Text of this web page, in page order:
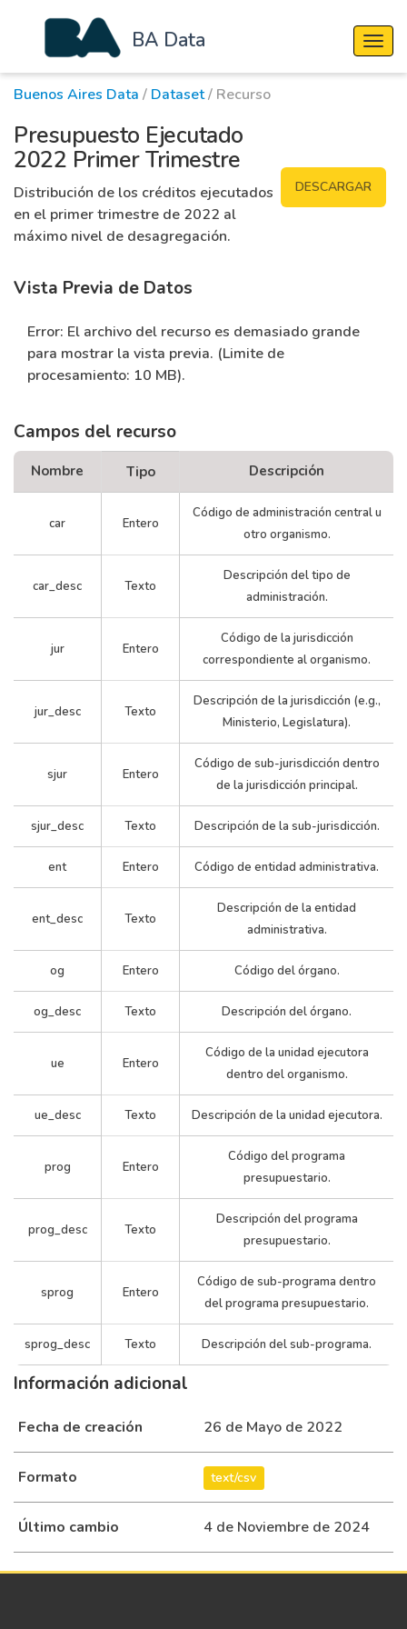
BA Data
Buenos Aires Data / Dataset/ Recurso
Presupuesto Ejecutado
2022 Primer Trimestre
Distribución de los créditos ejecutados
en el primer trimestre de 2022 al
máximo nivel de desagregación.
DESCARGAR
Vista Previa de Datos
Error: El archivo del recurso es demasiado grande
para mostrar la vista previa. (Limite de
procesamiento: 10 MB).
Campos del recurso
Nombre Tipo Descripción
car Entero
Código de administración central u
otro organismo.
car_desc Texto
Descripción del tipo de
administración.
jur Entero
Código de la jurisdicción
correspondiente al organismo.
jur_desc Texto
Descripción de la jurisdicción (e.g.,
Ministerio, Legislatura).
sjur Entero
Código de sub-jurisdicción dentro
de la jurisdicción principal.
sjur_desc Texto Descripción de la sub-jurisdicción.
ent Entero Código de entidad administrativa.
ent_desc Texto
Descripción de la entidad
administrativa.
og Entero Código del órgano.
og_desc Texto Descripción del órgano.
ue Entero
Código de la unidad ejecutora
dentro del organismo.
ue_desc Texto Descripción de la unidad ejecutora.
prog Entero
Código del programa
presupuestario.
prog_desc Texto
Descripción del programa
presupuestario.
sprog Entero
Código de sub-programa dentro
del programa presupuestario.
sprog_desc Texto Descripción del sub-programa.
Información adicional
Fecha de creación 26 de Mayo de 2022
Formato text/csv
Último cambio 4 de Noviembre de 2024